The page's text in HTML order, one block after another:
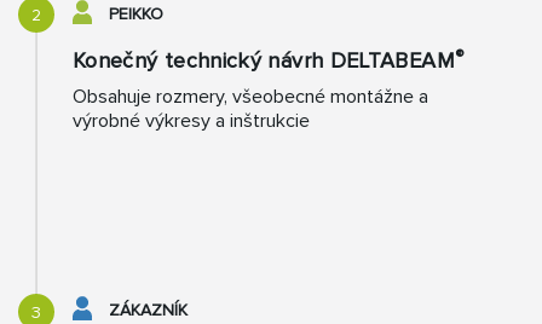
2
3
PEIKKO
Konečný technický návrh DELTABEAM®
Obsahuje rozmery, všeobecné montážne a
výrobné výkresy a inštrukcie
ZÁKAZNÍK